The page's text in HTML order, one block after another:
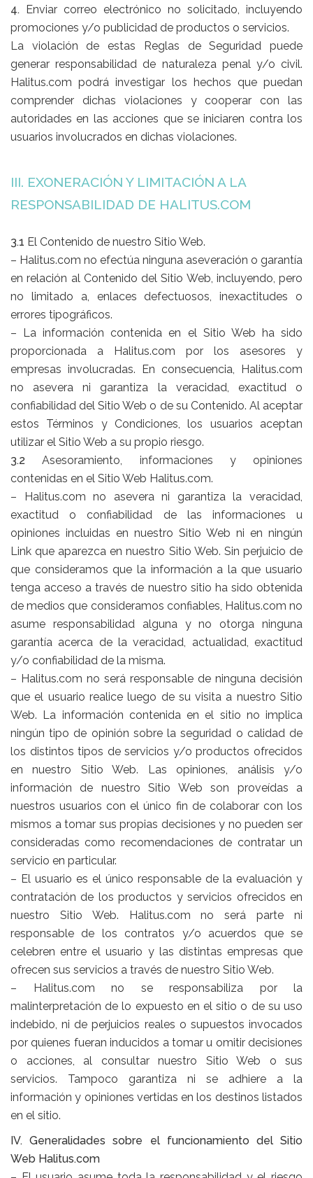
4. Enviar correo electrónico no solicitado, incluyendo
promociones y/o publicidad de productos o servicios.
La violación de estas Reglas de Seguridad puede
generar responsabilidad de naturaleza penal y/o civil.
Halitus.com podrá investigar los hechos que puedan
comprender dichas violaciones y cooperar con las
autoridades en las acciones que se iniciaren contra los
usuarios involucrados en dichas violaciones.
III. EXONERACIÓN Y LIMITACIÓN A LA
RESPONSABILIDAD DE HALITUS.COM
3.1 El Contenido de nuestro Sitio Web.
– Halitus.com no efectúa ninguna aseveración o garantía
en relación al Contenido del Sitio Web, incluyendo, pero
no limitado a, enlaces defectuosos, inexactitudes o
errores tipográficos.
– La información contenida en el Sitio Web ha sido
proporcionada a Halitus.com por los asesores y
empresas involucradas. En consecuencia, Halitus.com
no asevera ni garantiza la veracidad, exactitud o
confiabilidad del Sitio Web o de su Contenido. Al aceptar
estos Términos y Condiciones, los usuarios aceptan
utilizar el Sitio Web a su propio riesgo.
3.2 Asesoramiento, informaciones y opiniones
contenidas en el Sitio Web Halitus.com.
– Halitus.com no asevera ni garantiza la veracidad,
exactitud o confiabilidad de las informaciones u
opiniones incluidas en nuestro Sitio Web ni en ningún
Link que aparezca en nuestro Sitio Web. Sin perjuicio de
que consideramos que la información a la que usuario
tenga acceso a través de nuestro sitio ha sido obtenida
de medios que consideramos confiables, Halitus.com no
asume responsabilidad alguna y no otorga ninguna
garantía acerca de la veracidad, actualidad, exactitud
y/o confiabilidad de la misma.
– Halitus.com no será responsable de ninguna decisión
que el usuario realice luego de su visita a nuestro Sitio
Web. La información contenida en el sitio no implica
ningún tipo de opinión sobre la seguridad o calidad de
los distintos tipos de servicios y/o productos ofrecidos
en nuestro Sitio Web. Las opiniones, análisis y/o
información de nuestro Sitio Web son proveídas a
nuestros usuarios con el único fin de colaborar con los
mismos a tomar sus propias decisiones y no pueden ser
consideradas como recomendaciones de contratar un
servicio en particular.
– El usuario es el único responsable de la evaluación y
contratación de los productos y servicios ofrecidos en
nuestro Sitio Web. Halitus.com no será parte ni
responsable de los contratos y/o acuerdos que se
celebren entre el usuario y las distintas empresas que
ofrecen sus servicios a través de nuestro Sitio Web.
– Halitus.com no se responsabiliza por la
malinterpretación de lo expuesto en el sitio o de su uso
indebido, ni de perjuicios reales o supuestos invocados
por quienes fueran inducidos a tomar u omitir decisiones
o acciones, al consultar nuestro Sitio Web o sus
servicios. Tampoco garantiza ni se adhiere a la
información y opiniones vertidas en los destinos listados
en el sitio.
IV. Generalidades sobre el funcionamiento del Sitio
Web Halitus.com